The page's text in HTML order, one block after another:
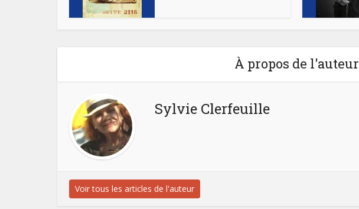
À propos de l'auteur
Sylvie Clerfeuille
Voir tous les articles de l'auteur